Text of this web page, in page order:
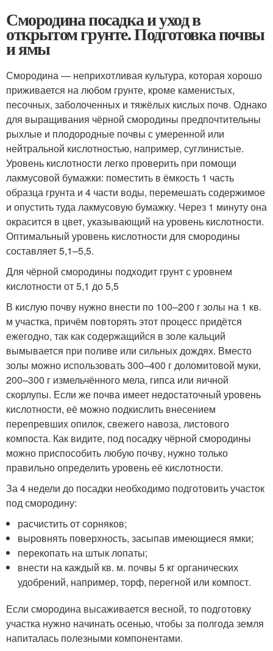
Смородина посадка и уход в
открытом грунте. Подготовка почвы
и ямы
Смородина — неприхотливая культура, которая хорошо
приживается на любом грунте, кроме каменистых,
песочных, заболоченных и тяжёлых кислых почв. Однако
для выращивания чёрной смородины предпочтительны
рыхлые и плодородные почвы с умеренной или
нейтральной кислотностью, например, суглинистые.
Уровень кислотности легко проверить при помощи
лакмусовой бумажки: поместить в ёмкость 1 часть
образца грунта и 4 части воды, перемешать содержимое
и опустить туда лакмусовую бумажку. Через 1 минуту она
окрасится в цвет, указывающий на уровень кислотности.
Оптимальный уровень кислотности для смородины
составляет 5,1–5,5.
Для чёрной смородины подходит грунт с уровнем
кислотности от 5,1 до 5,5
В кислую почву нужно внести по 100–200 г золы на 1 кв.
м участка, причём повторять этот процесс придётся
ежегодно, так как содержащийся в золе кальций
вымывается при поливе или сильных дождях. Вместо
золы можно использовать 300–400 г доломитовой муки,
200–300 г измельчённого мела, гипса или яичной
скорлупы. Если же почва имеет недостаточный уровень
кислотности, её можно подкислить внесением
перепревших опилок, свежего навоза, листового
компоста. Как видите, под посадку чёрной смородины
можно приспособить любую почву, нужно только
правильно определить уровень её кислотности.
За 4 недели до посадки необходимо подготовить участок
под смородину:
расчистить от сорняков;
выровнять поверхность, засыпав имеющиеся ямки;
перекопать на штык лопаты;
внести на каждый кв. м. почвы 5 кг органических
удобрений, например, торф, перегной или компост.
Если смородина высаживается весной, то подготовку
участка нужно начинать осенью, чтобы за полгода земля
напиталась полезными компонентами.